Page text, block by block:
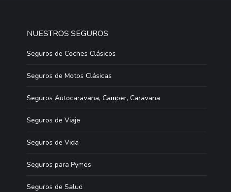
NUESTROS SEGUROS
Seguros de Coches Clásicos
Seguros de Motos Clásicas
Seguros Autocaravana, Camper, Caravana
Seguros de Viaje
Seguros de Vida
Seguros para Pymes
Seguros de Salud